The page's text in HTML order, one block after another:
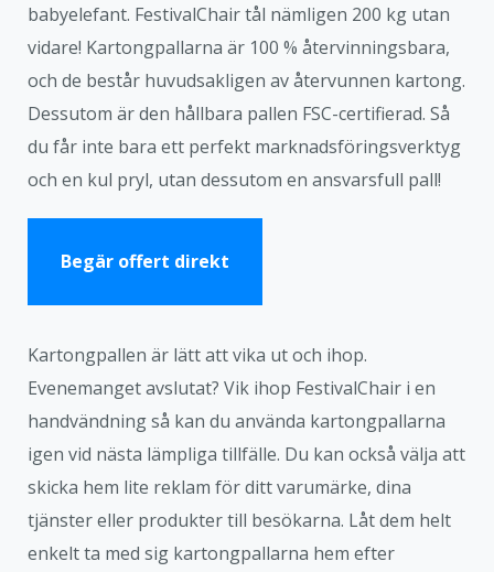
babyelefant. FestivalChair tål nämligen 200 kg utan
vidare! Kartongpallarna är 100 % återvinningsbara,
och de består huvudsakligen av återvunnen kartong.
Dessutom är den hållbara pallen FSC-certifierad. Så
du får inte bara ett perfekt marknadsföringsverktyg
och en kul pryl, utan dessutom en ansvarsfull pall!
Begär offert direkt
Kartongpallen är lätt att vika ut och ihop.
Evenemanget avslutat? Vik ihop FestivalChair i en
handvändning så kan du använda kartongpallarna
igen vid nästa lämpliga tillfälle. Du kan också välja att
skicka hem lite reklam för ditt varumärke, dina
tjänster eller produkter till besökarna. Låt dem helt
enkelt ta med sig kartongpallarna hem efter